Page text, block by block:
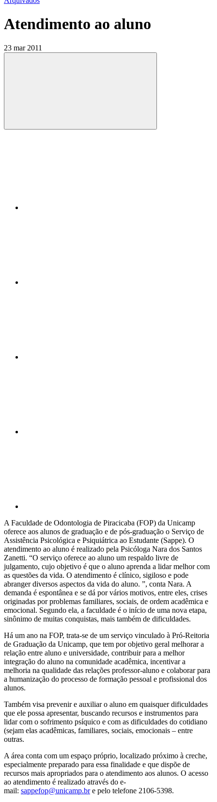
Atendimento ao aluno
23 mar 2011
Compartilhar
A Faculdade de Odontologia de Piracicaba (FOP) da Unicamp
oferece aos alunos de graduação e de pós-graduação o Serviço de
Assistência Psicológica e Psiquiátrica ao Estudante (Sappe). O
atendimento ao aluno é realizado pela Psicóloga Nara dos Santos
Zanetti. “O serviço oferece ao aluno um respaldo livre de
julgamento, cujo objetivo é que o aluno aprenda a lidar melhor com
as questões da vida. O atendimento é clínico, sigiloso e pode
abranger diversos aspectos da vida do aluno. ”, conta Nara. A
demanda é espontânea e se dá por vários motivos, entre eles, crises
originadas por problemas familiares, sociais, de ordem acadêmica e
emocional. Segundo ela, a faculdade é o início de uma nova etapa,
sinônimo de muitas conquistas, mais também de dificuldades.
Há um ano na FOP, trata-se de um serviço vinculado à Pró-Reitoria
de Graduação da Unicamp, que tem por objetivo geral melhorar a
relação entre aluno e universidade, contribuir para a melhor
integração do aluno na comunidade acadêmica, incentivar a
melhoria na qualidade das relações professor-aluno e colaborar para
a humanização do processo de formação pessoal e profissional dos
alunos.
Também visa prevenir e auxiliar o aluno em quaisquer dificuldades
que ele possa apresentar, buscando recursos e instrumentos para
lidar com o sofrimento psíquico e com as dificuldades do cotidiano
(sejam elas acadêmicas, familiares, sociais, emocionais – entre
outras.
A área conta com um espaço próprio, localizado próximo à creche,
especialmente preparado para essa finalidade e que dispõe de
recursos mais apropriados para o atendimento aos alunos. O acesso
ao atendimento é realizado através do e-
mail: sappefop@unicamp.bre pelo telefone 2106-5398.